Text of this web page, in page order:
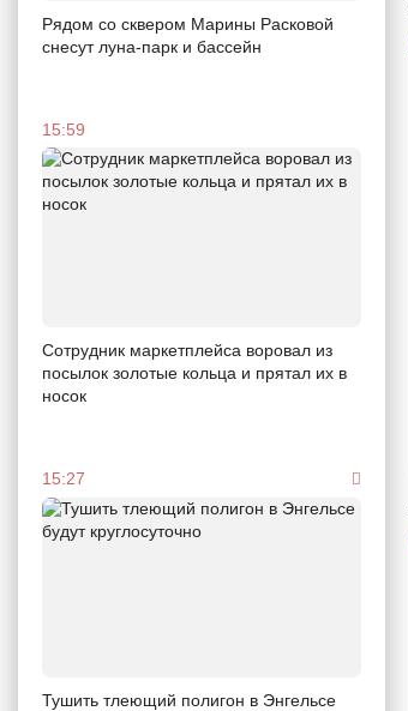
Рядом со сквером Марины Расковой
снесут луна-парк и бассейн
15:59
Сотрудник маркетплейса воровал из
посылок золотые кольца и прятал их в
носок
15:27
Тушить тлеющий полигон в Энгельсе